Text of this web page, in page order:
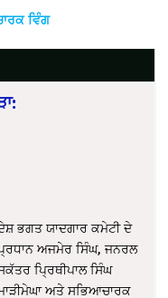
ਵਿੰਗ
ਭਗਤ ਯਾਦਗਾਰ ਕਮੇਟੀ ਦੇ
ਅਜਮੇਰ ਸਿੰਘ, ਜਨਰਲ
ਪ੍ਰਿਥੀਪਾਲ ਸਿੰਘ
ਅਤੇ ਸਭਿਆਚਾਰਕ